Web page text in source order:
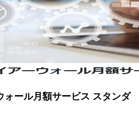
ォール月額サービス スタンダ